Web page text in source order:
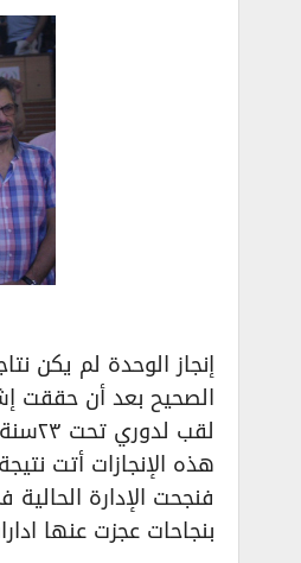
إنجاز الوحدة لم يكن
الصحيح بعد أن حققت
لقب لدوري تحت ٢٣سنة في نسخته الأولى وانتهاء باللظفر بالكأس الأغلى وللمرة السابعة في تاريخ النادي.
هذه الإنجازات أتت
فنجحت الإدارة
بنجاحات عجزت عنها